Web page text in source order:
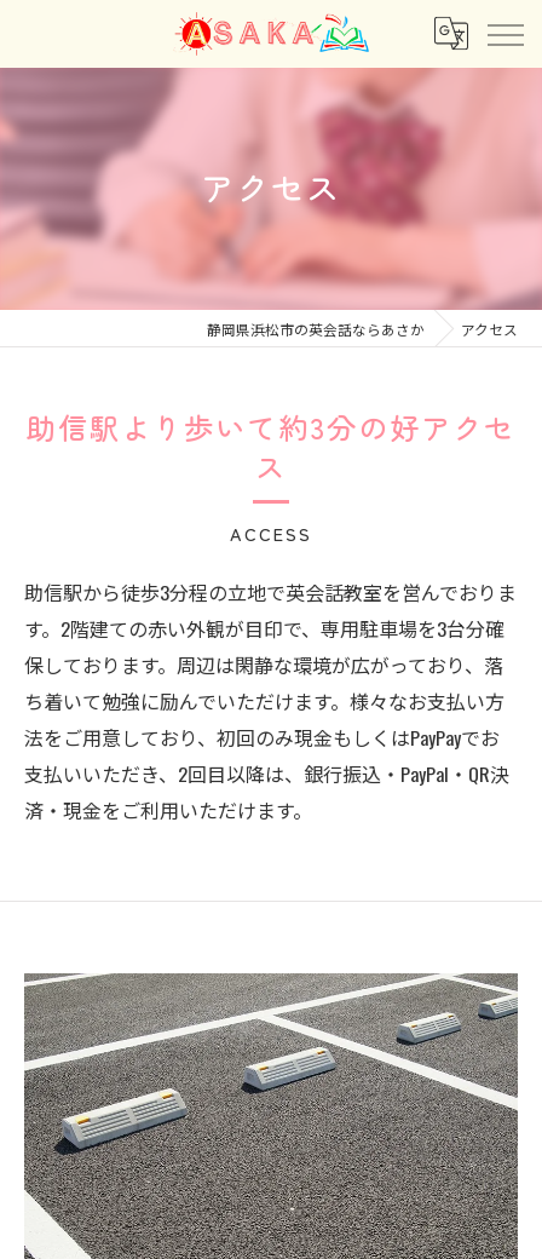
アクセス
静岡県浜松市の英会話ならあさか アクセス
助信駅より歩いて約3分の好アクセ
ス
ACCESS
助信駅から徒歩3分程の立地で英会話教室を営んでおりま
す。2階建ての赤い外観が目印で、専用駐車場を3台分確
保しております。周辺は閑静な環境が広がっており、落
ち着いて勉強に励んでいただけます。様々なお支払い方
法をご用意しており、初回のみ現金もしくはPayPayでお
支払いいただき、2回目以降は、銀行振込・PayPal・QR決
済・現金をご利用いただけます。